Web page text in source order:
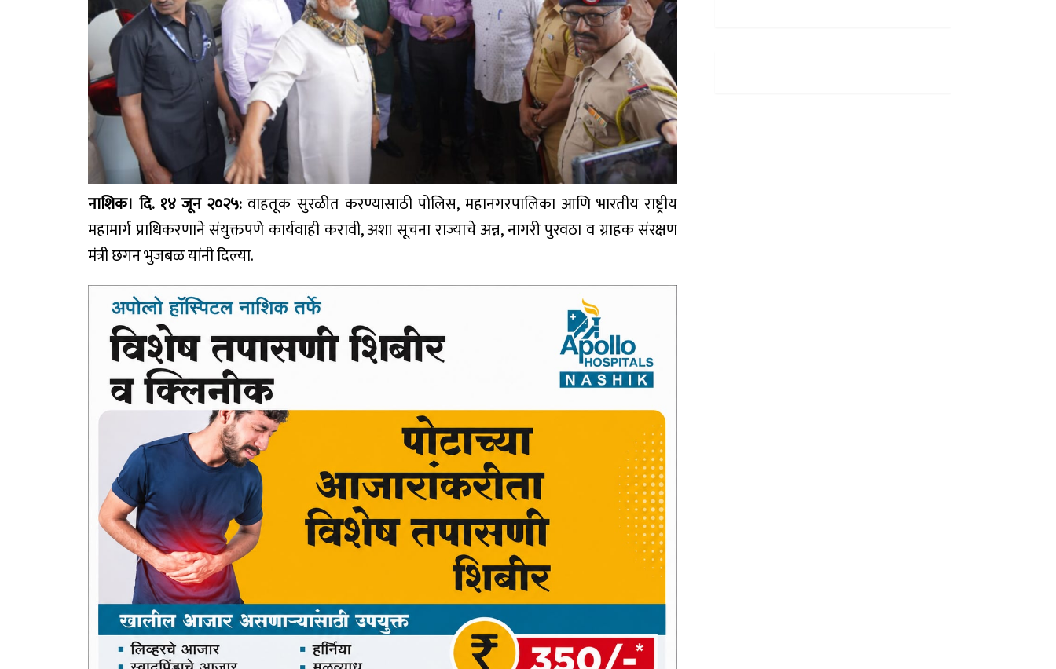
नाशिक। दि. १४ जून २०२५: वाहतूक सुरळीत करण्यासाठी पोलिस, महानगरपालिका आणि भारतीय राष्ट्रीय
महामार्ग प्राधिकरणाने संयुक्तपणे कार्यवाही करावी, अशा सूचना राज्याचे अन्न, नागरी पुरवठा व ग्राहक संरक्षण
मंत्री छगन भुजबळ यांनी दिल्या.